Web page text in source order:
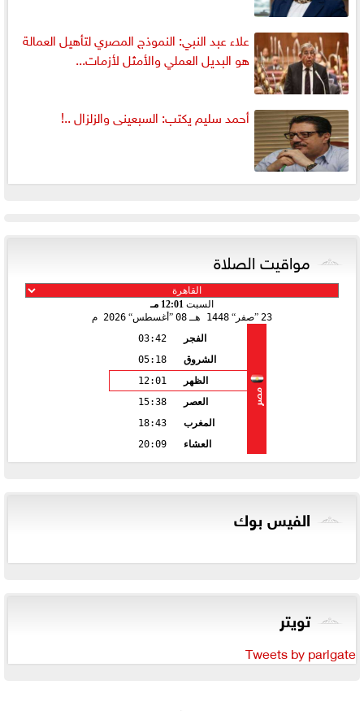
علاء عبد النبي: النموذج المصري لتأهيل العمالة
هو البديل العملي والأمثل لأزمات...
أحمد سليم يكتب: السبعينى والزلزال ..!
مواقيت الصلاة
السبت 12:01 مـ
23 صفر 1448 هـ 08 أغسطس 2026 م
مصر
الفجر
03:42
الشروق
05:18
الظهر
12:01
العصر
15:38
المغرب
18:43
العشاء
20:09
الفيس بوك
تويتر
Tweets by parlgate